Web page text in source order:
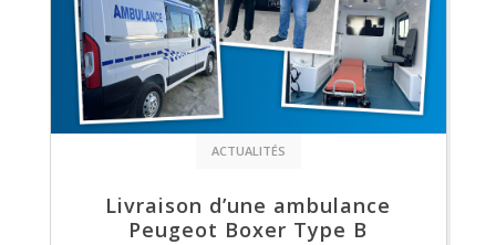
ACTUALITÉS
Livraison d’une ambulance
Peugeot Boxer Type B